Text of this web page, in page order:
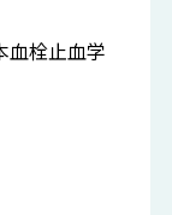
血栓止血学